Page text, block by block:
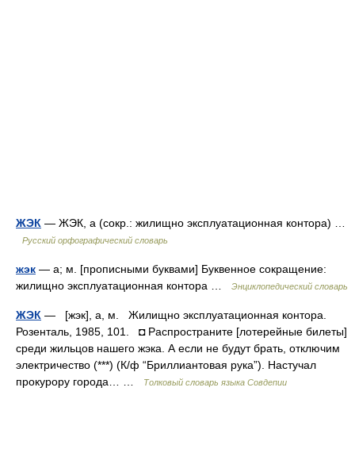
ЖЭК — ЖЭК, а (сокр.: жилищно эксплуатационная контора) …
Русский орфографический словарь
жэк — а; м. [прописными буквами] Буквенное сокращение:
жилищно эксплуатационная контора …
Энциклопедический словарь
ЖЭК — [жэк], а, м. Жилищно эксплуатационная контора.
Розенталь, 1985, 101. ◘ Распространите [лотерейные билеты]
среди жильцов нашего жэка. А если не будут брать, отключим
электричество (***) (К/ф “Бриллиантовая рука”). Настучал
прокурору города… …
Толковый словарь языка Совдепии